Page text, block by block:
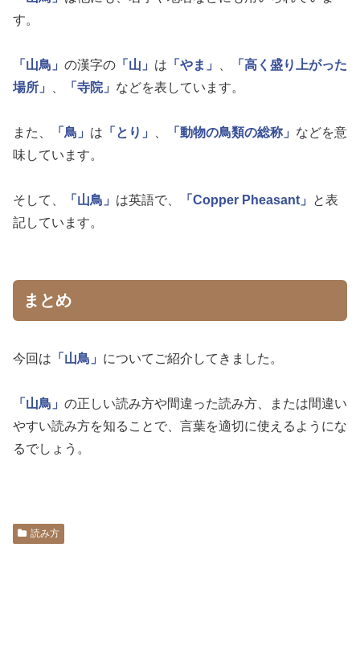
す。
「山鳥」 の漢字の 「山」 は 「やま」 、
「高く盛り上がった
場所」
、 「寺院」 などを表しています。
また、 「鳥」 は 「とり」 、 「動物の鳥類の総称」 などを意
味しています。
そして、 「山鳥」 は英語で、 「Copper Pheasant」
と表
記しています。
まとめ
今回は 「山鳥」 についてご紹介してきました。
「山鳥」 の正しい読み方や間違った読み方、または間違い
やすい読み方を知ることで、言葉を適切に使えるようにな
るでしょう。
読み方